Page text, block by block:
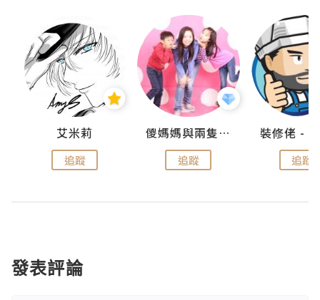
艾米莉
追蹤
儍媽媽與兩隻小魔怪之家
追蹤 追蹤
發表評論